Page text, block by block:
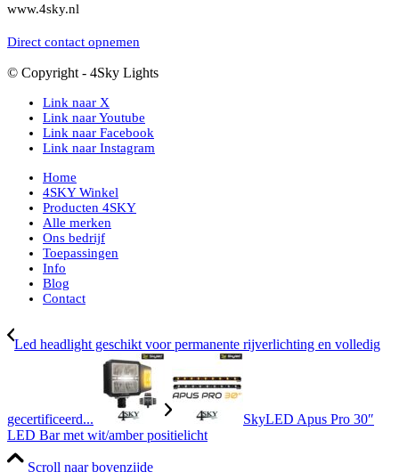
www.4sky.nl
Direct contact opnemen
© Copyright - 4Sky Lights
Link naar X
Link naar Youtube
Link naar Facebook
Link naar Instagram
Home
4SKY Winkel
Producten 4SKY
Alle merken
Ons bedrijf
Toepassingen
Info
Blog
Contact
Led headlight geschikt voor permanente rijverlichting en volledig
gecertificeerd...
SkyLED Apus Pro 30″
LED Bar met wit/amber positielicht
Scroll naar bovenzijde